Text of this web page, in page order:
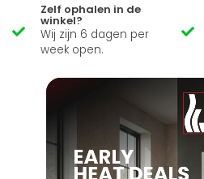
Zelf ophalen in de
winkel?
Wij zijn 6 dagen per
week open.